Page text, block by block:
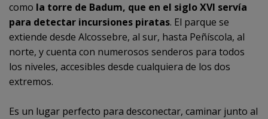
como la torre de Badum, que en el siglo XVI servía
para detectar incursiones piratas. El parque se
extiende desde Alcossebre, al sur, hasta Peñíscola, al
norte, y cuenta con numerosos senderos para todos
los niveles, accesibles desde cualquiera de los dos
extremos.
Es un lugar perfecto para desconectar, caminar junto al